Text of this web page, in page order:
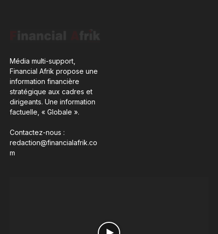
Média multi-support,
Financial Afrik propose une
information financière
stratégique aux cadres et
dirigeants. Une information
factuelle, « Globale ».
Contactez-nous :
redaction@financialafrik.co
m